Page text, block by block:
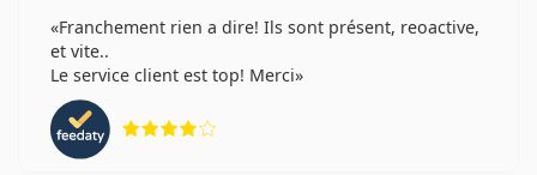
Franchement rien a dire! Ils sont présent, reoactive,
et vite..
Le service client est top! Merci